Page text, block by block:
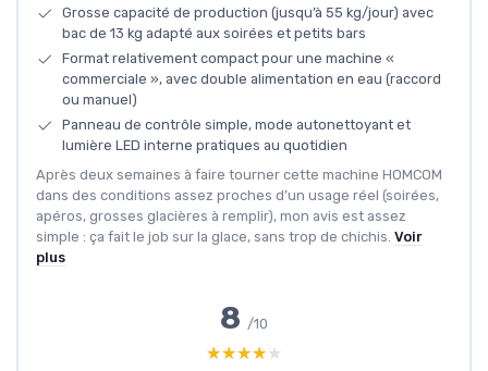
Grosse capacité de production (jusqu’à 55 kg/jour) avec
bac de 13 kg adapté aux soirées et petits bars
Format relativement compact pour une machine «
commerciale », avec double alimentation en eau (raccord
ou manuel)
Panneau de contrôle simple, mode autonettoyant et
lumière LED interne pratiques au quotidien
Après deux semaines à faire tourner cette machine HOMCOM
dans des conditions assez proches d’un usage réel (soirées,
apéros, grosses glacières à remplir), mon avis est assez
simple : ça fait le job sur la glace, sans trop de chichis. Voir
plus
8 /10
★★★★★
★★★★★